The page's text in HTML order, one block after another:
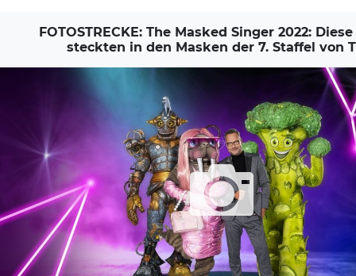
FOTOSTRECKE: The Masked Singer 2022:
steckten in den Masken der 7. Staffel von